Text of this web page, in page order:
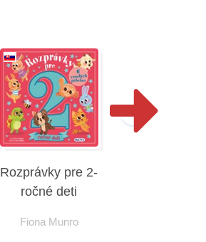
Rozprávky pre 2-
ročné deti
Fiona Munro